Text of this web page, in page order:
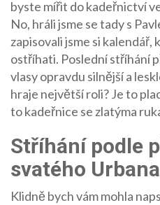
byste mířit do kadeřnictví
No, hráli jsme se tady s
zapisovali jsme si kalendář,
ostříhati. Poslední stříhání
vlasy opravdu silnější a
hraje největší roli? Je to
to kadeřnice se zlatýma
Stříhání podle
svatého
Klidně bych vám mohla